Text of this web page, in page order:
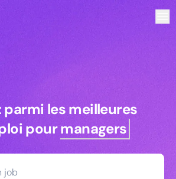
parmi les meilleures
parmi les meilleures
pourmanagers
job